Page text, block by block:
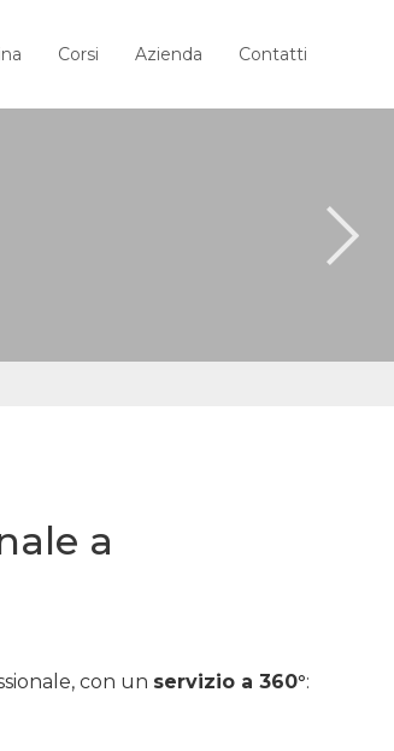
Corsi Azienda Contatti
a
con un servizio a 360°: